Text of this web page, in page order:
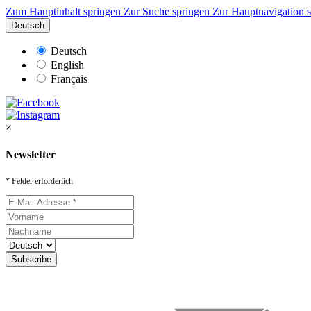
Zum Hauptinhalt springen Zur Suche springen Zur Hauptnavigation
Deutsch
Deutsch
English
Français
×
Newsletter
* Felder erforderlich